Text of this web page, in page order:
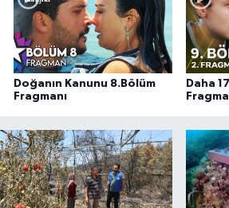
Doğanın Kanunu 8.Bölüm
Fragmanı
Daha 17 9. Bölüm 2.